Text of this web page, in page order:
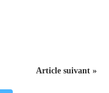
Article suivant »